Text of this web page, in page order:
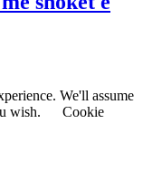
We'll assume
wish.
Cookie